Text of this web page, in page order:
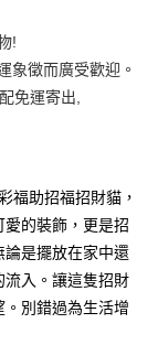
銀行
銀行
!
象徵而廣受歡迎。
免運寄出,
福助招福招財貓，
的裝飾，更是招
論是擺放在家中還
流入。讓這隻招財
別錯過為生活增